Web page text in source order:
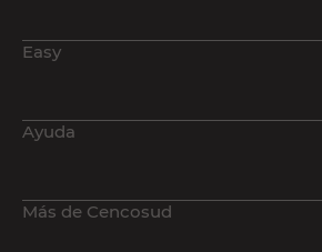
Easy
Ayuda
Más de Cencosud